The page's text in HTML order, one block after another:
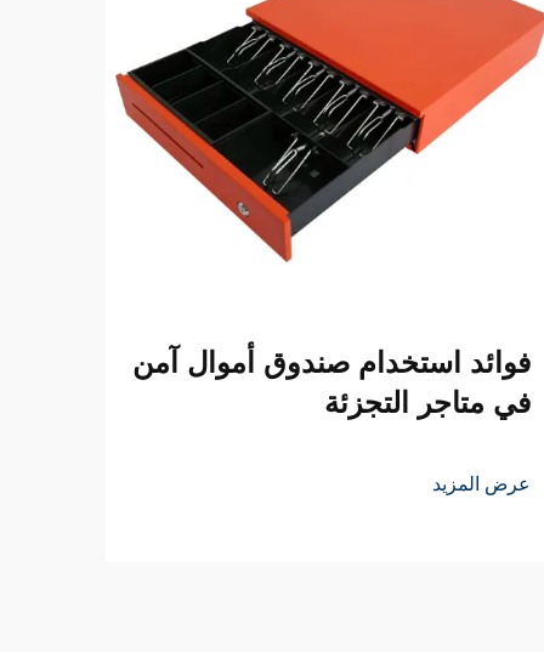
فوائد استخدام صندوق أموال آمن
في متاجر التجزئة
عرض المزيد